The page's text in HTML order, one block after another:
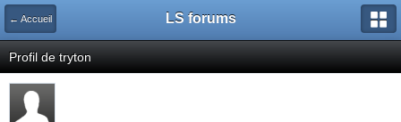
← Accueil LS forums
Profil de tryton